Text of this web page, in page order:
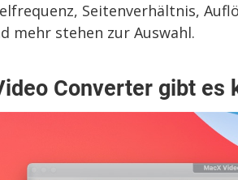
Seitenverhältnis,
mehr stehen zur Auswahl.
Converter gibt es